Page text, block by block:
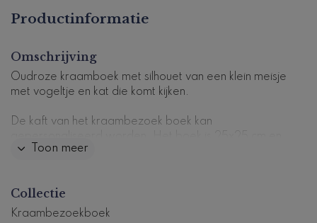
Productinformatie
Omschrijving
Oudroze kraamboek met silhouet van een klein meisje
met vogeltje en kat die komt kijken.
De kaft van het kraambezoek boek kan
heeft 72 pagina's (36 vellen) die zijn voorgedrukt met
Dit kraambezoekboek past perfect bij
geboortekaartje. Hulp nodig bij het ontwerpen van
Toon meer
Collectie
Kraambezoekboek